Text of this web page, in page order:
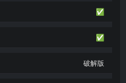
✅
✅
破解版